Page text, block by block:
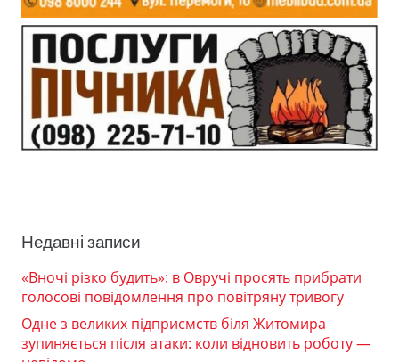
Недавні записи
«Вночі різко будить»: в Овручі просять прибрати
голосові повідомлення про повітряну тривогу
Одне з великих підприємств біля Житомира
зупиняється після атаки: коли відновить роботу —